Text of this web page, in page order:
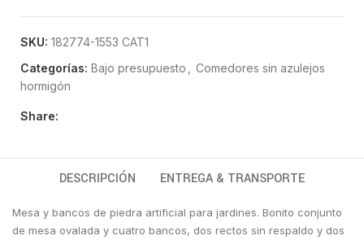
SKU: 182774-1553 CAT1
Categorías: Bajo presupuesto
Comedores sin azulejos
hormigón
Share:
DESCRIPCIÓN ENTREGA & TRANSPORTE
Mesa y bancos de piedra artificial para jardines. Bonito conjunto
de mesa ovalada y cuatro bancos, dos rectos sin respaldo y dos